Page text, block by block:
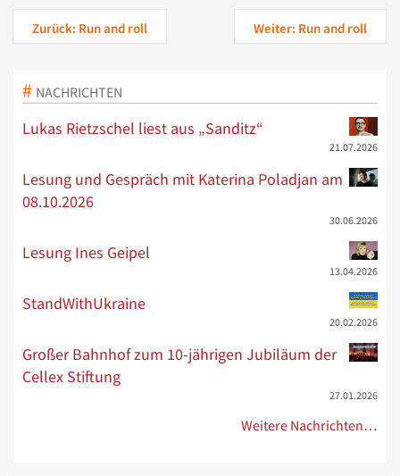
Zurück: Run and roll Weiter: Run and roll
NACHRICHTEN
Lukas Rietzschel liest aus „Sanditz“
21.07.2026
Lesung und Gespräch mit Katerina Poladjan am
08.10.2026
30.06.2026
Lesung Ines Geipel
13.04.2026
StandWithUkraine
20.02.2026
Großer Bahnhof zum 10-jährigen Jubiläum der
Cellex Stiftung
27.01.2026
Weitere Nachrichten…